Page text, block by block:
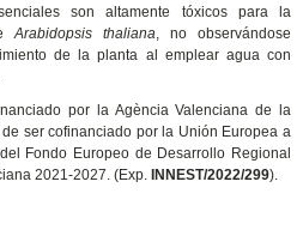
son altamente tóxicos para la
Arabidopsis thaliana , no observándose
de la planta al emplear agua con
por la Agència Valenciana de la
ser cofinanciado por la Unión Europea a
Fondo Europeo de Desarrollo Regional
2021-2027. (Exp.INNEST/2022/299).